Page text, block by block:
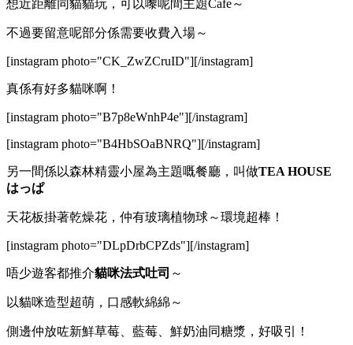
想近距離同貓貓玩，可以嚟呢間主題Cafe～
不過要留意呢部分係需要收費入場～
[instagram photo="CK_ZwZCruID"][/instagram]
真係有好多貓咪啊！
[instagram photo="B7p8eWnhP4e"][/instagram]
[instagram photo="B4HbSOaBNRQ"][/instagram]
另一間係以森林精靈小屋為主題嘅餐廳，叫做TEA HOUSE
はっぱ
天花板掛著乾燥花，仲有玻璃植物球～環境超棒！
[instagram photo="DLpDrbCPZds"][/instagram]
唔少遊客都推介貓咪法式吐司 ～
以貓咪造型超萌，口感軟綿綿～
側邊仲放咗新鮮草莓、藍莓、鮮奶油同糖漿，好吸引！